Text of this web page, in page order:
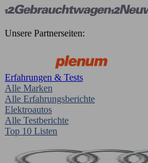
Unsere Partnerseiten:
Erfahrungen & Tests
Alle Marken
Alle Erfahrungsberichte
Elektroautos
Alle Testberichte
Top 10 Listen